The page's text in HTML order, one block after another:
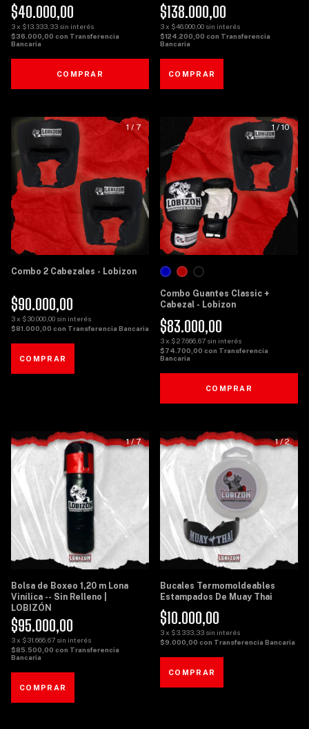
$40.000,00
3x $13.333,33 sin interés
$36.000,00 con Transferencia
Bancaria
COMPRAR
$138.000,00
3x $46.000,00 sin interés
$124.200,00 con Transferencia
Bancaria
1/ 7
Combo 2 Cabezales - Lobizon
$90.000,00
3x $30.000,00 sin interés
$81.000,00 con Transferencia Bancaria
1 /10
Combo Guantes Classic +
Cabezal - Lobizon
$83.000,00
3x $27.666,67 sin interés
$74.700,00 con Transferencia
Bancaria
COMPRAR
1/7
Bolsa de Boxeo 1,20 m Lona
Vinílica -- Sin Relleno |
LOBIZÓN
$95.000,00
3x $31.666,67 sin interés
$85.500,00 con Transferencia
Bancaria
1/2
Bucales Termomoldeables
Estampados De Muay Thai
$10.000,00
3x $3.333,33 sin interés
$9.000,00 con Transferencia Bancaria